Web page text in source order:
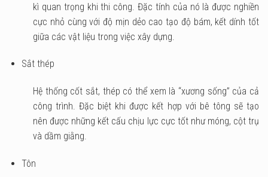
kì quan trọng khi thi công. Đặc tính của nó là được nghiền
cực nhỏ cùng với độ mịn dẻo cao tạo độ bám, kết dính tốt
giữa các vật liệu trong việc xây dựng.
Sắt thép
Hệ thống cốt sắt, thép có thể xem là “xương sống” của cả
công trình. Đặc biệt khi được kết hợp với bê tông sẽ tạo
nên được những kết cấu chịu lực cực tốt như móng, cột trụ
và dầm giằng.
Tôn